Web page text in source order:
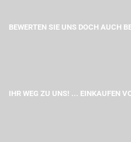
BEWERTEN SIE UNS DOCH AUCH
IHR WEG ZU UNS! ... EINKAUFEN